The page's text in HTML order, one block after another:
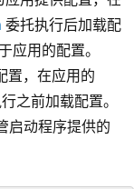
委托执行后加载配
应用的配置。
置，在应用的
之前加载配置。
启动程序提供的